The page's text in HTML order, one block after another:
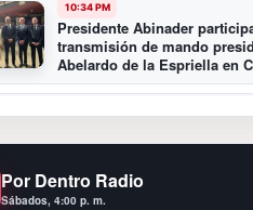
10:34 PM
Presidente Abinader
transmisión de mando
Abelardo de la Espriella en
10:16 PM
Santiago
Por Dentro Radio
Sábados, 4:00 p. m.